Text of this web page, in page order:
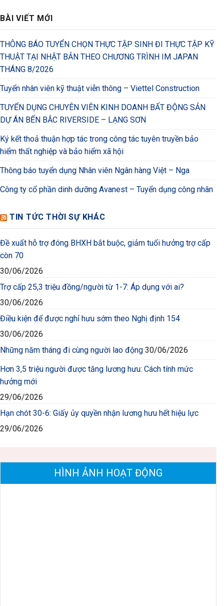
BÀI VIẾT MỚI
THÔNG BÁO TUYỂN CHỌN THỰC TẬP SINH ĐI THỰC TẬP KỸ
THUẬT TẠI NHẬT BẢN THEO CHƯƠNG TRÌNH IM JAPAN
THÁNG 8/2026
Tuyển nhân viên kỹ thuật viễn thông – Viettel Construction
TUYỂN DỤNG CHUYÊN VIÊN KINH DOANH BẤT ĐỘNG SẢN
DỰ ÁN BẾN BẮC RIVERSIDE – LẠNG SƠN
Ký kết thoả thuận hợp tác trong công tác tuyên truyền bảo
hiểm thất nghiệp và bảo hiểm xã hội
Thông báo tuyển dụng Nhân viên Ngân hàng Việt – Nga
Công ty cổ phần dinh dưỡng Avanest – Tuyển dụng công nhân
TIN TỨC THỜI SỰ KHÁC
Đề xuất hỗ trợ đóng BHXH bắt buộc, giảm tuổi hưởng trợ cấp
còn 70
30/06/2026
Trợ cấp 25,3 triệu đồng/người từ 1-7: Áp dụng với ai?
30/06/2026
Điều kiện để được nghỉ hưu sớm theo Nghị định 154
30/06/2026
Những năm tháng đi cùng người lao động 30/06/2026
Hơn 3,5 triệu người được tăng lương hưu: Cách tính mức
hưởng mới
29/06/2026
Hạn chót 30-6: Giấy ủy quyền nhận lương hưu hết hiệu lực
29/06/2026
HÌNH ẢNH HOẠT ĐỘNG